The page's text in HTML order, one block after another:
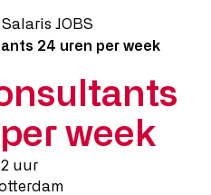
Tijdelijk & Vast
Advies &
Salaris JOBS
24 uren per week
week
uur